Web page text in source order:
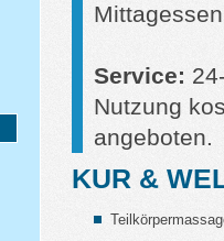
Service:
Nutzung
angeboten.
KUR &